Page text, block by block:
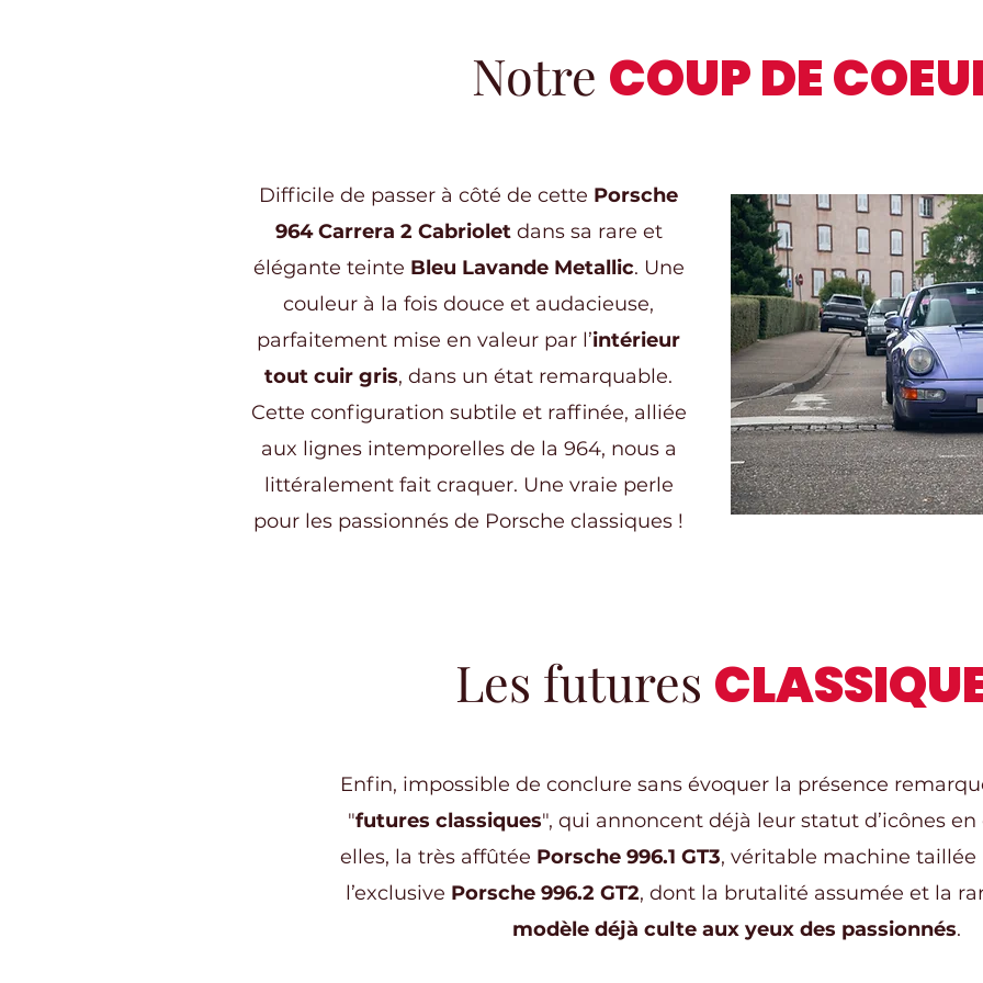
Notre COUP DE
Difficile de passer à côté de cette Porsche
964 Carrera 2 Cabrioletdans sa rare et
élégante teinte Bleu Lavande Metallic. Une
couleur à la fois douce et audacieuse,
parfaitement mise en valeur par l’intérieur
tout cuir gris, dans un état remarquable.
Cette configuration subtile et raffinée, alliée
aux lignes intemporelles de la 964, nous a
littéralement fait craquer. Une vraie perle
pour les passionnés de Porsche classiques !
Les futures
Enfin, impossible de conclure sans évoquer la présence
"futures classiques", qui annoncent déjà leur statut d’icônes
elles, la très affûtée Porsche 996.1 GT3, véritable machine taillée
l’exclusive Porsche 996.2 GT2, dont la brutalité assumée et la
modèle déjà culte aux yeux des passionnés.